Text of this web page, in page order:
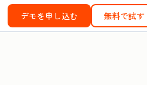
デモを申し込む 無料で試す